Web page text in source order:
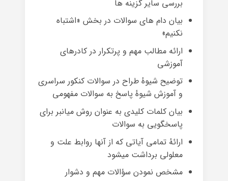
بررسی سایر گزینه ها
بیان دام های سوالات در بخش «اشتباه
نکنیم»
ارائه مطالب مهم و پرتکرار در کادرهای
آموزشی
توضیح شیوهٔ طراح در سوالات کنکور سراسری
و آموزش شیوهٔ پاسخ به سوالات مفهومی
بیان کلمات کلیدی به عنوان روش میانبر برای
پاسخگویی به سوالات
ارائهٔ تمامی آیاتی که از آنها روابط علت و
معلولی برداشت میشود
مشخص نمودن سؤالات مهم و دشوار